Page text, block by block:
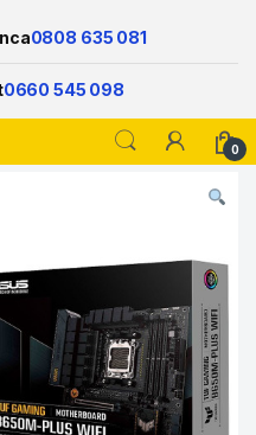
0808 635 081
0660 545 098
0